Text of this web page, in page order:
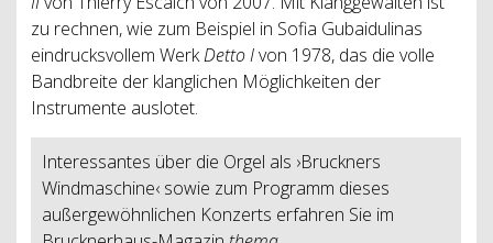
zu rechnen, wie zum Beispiel in Sofia Gubaidulinas
eindrucksvollem WerkDetto Ivon 1978, das die volle
Bandbreite der klanglichen Möglichkeiten der
Instrumente auslotet.
Interessantes über die Orgel als ›Bruckners
Windmaschine‹ sowie zum Programm dieses
außergewöhnlichen Konzerts erfahren Sie im